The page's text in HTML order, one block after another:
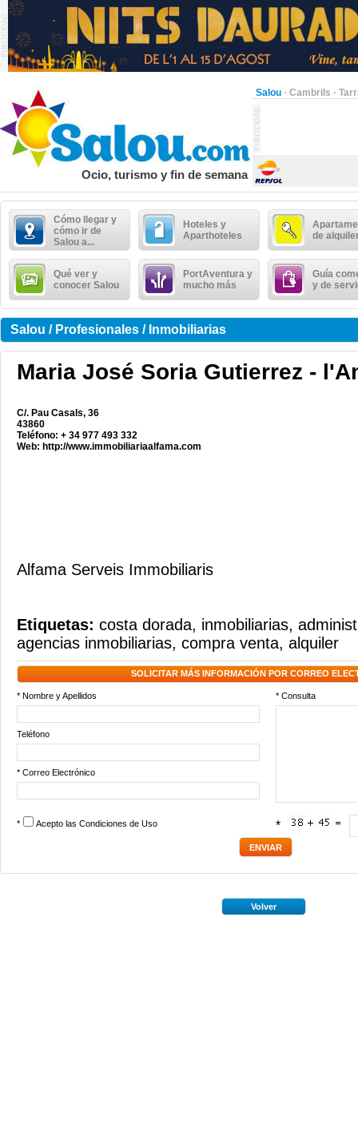
Salou · Cambrils ·
Ocio, turismo y fin de semana
Cómo llegar y
cómo ir de
Salou a...
Hoteles y
Aparthoteles
de
Qué ver y
conocer Salou
PortAventura y
mucho más
Guía
y de
Salou / Profesionales / Inmobiliarias
Maria José Soria Gutierrez -
C/. Pau Casals, 36
43860
Teléfono: + 34 977 493 332
Web: http://www.immobiliariaalfama.com
Alfama Serveis Immobiliaris
Etiquetas: costa dorada, inmobiliarias,
agencias inmobiliarias, compra venta, alquiler
SOLICITAR MÁS INFORMACIÓN POR CORREO
* Nombre y Apellidos * Consulta
Teléfono
* Correo Electrónico
* Acepto las Condiciones de Uso *
Volver